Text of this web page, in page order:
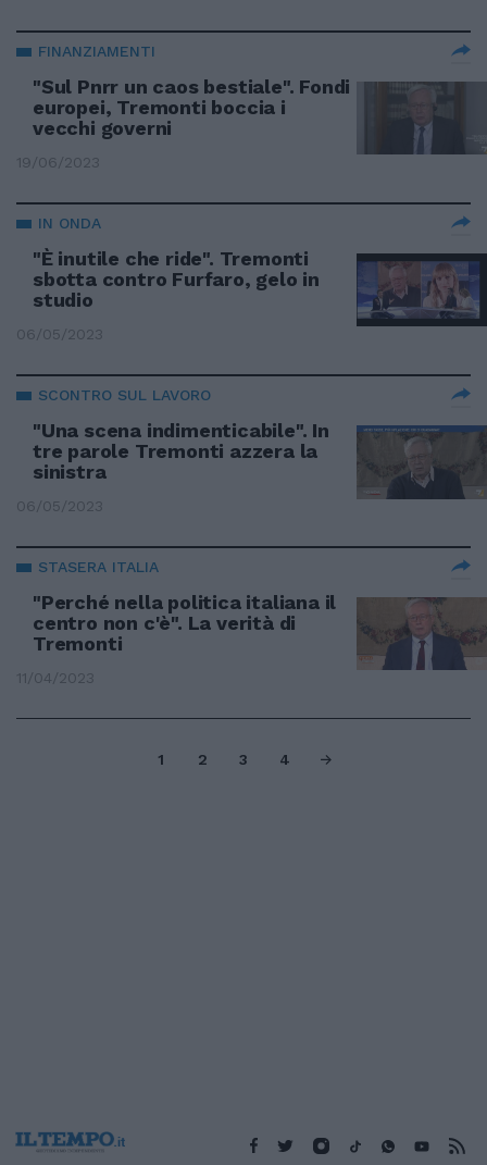
FINANZIAMENTI
"Sul Pnrr un caos bestiale". Fondi
europei, Tremonti boccia i
vecchi governi
19/06/2023
IN ONDA
"È inutile che ride". Tremonti
sbotta contro Furfaro, gelo in
studio
06/05/2023
SCONTRO SUL LAVORO
"Una scena indimenticabile". In
tre parole Tremonti azzera la
sinistra
06/05/2023
STASERA ITALIA
"Perché nella politica italiana il
centro non c'è". La verità di
Tremonti
11/04/2023
1 2 3 4